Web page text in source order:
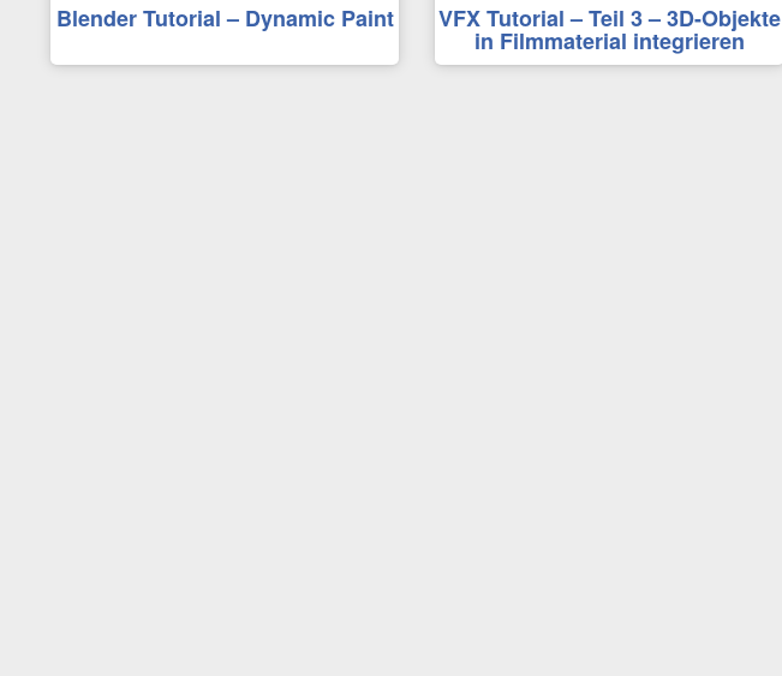
Blender Tutorial – Dynamic Paint VFX Tutorial – Teil 3 – 3D-Objekte
in Filmmaterial integrieren